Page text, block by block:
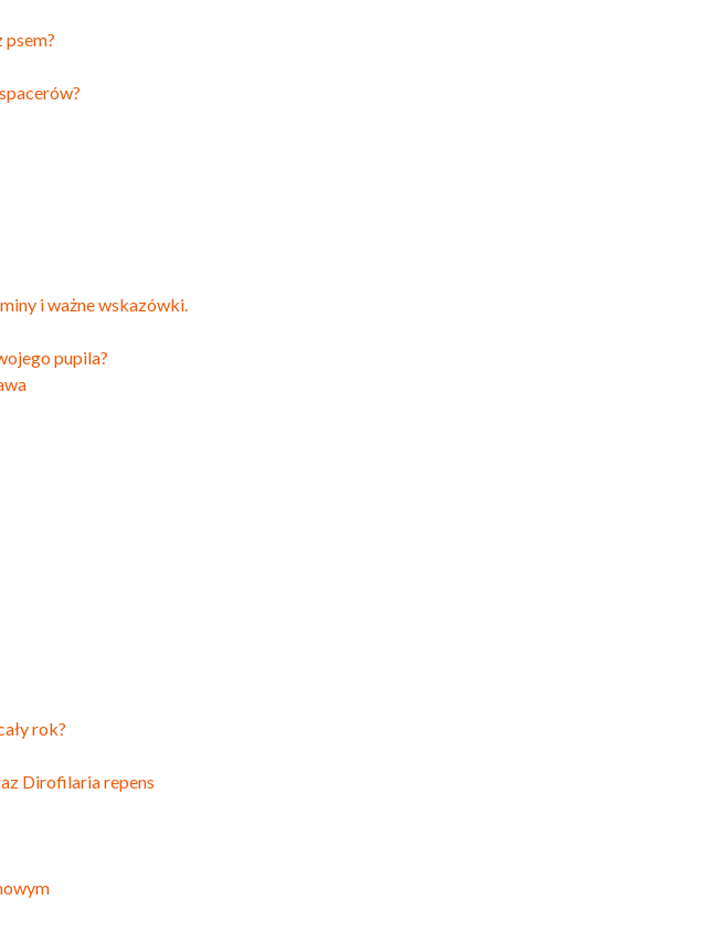
psem?
i ważne wskazówki.
pupila?
rok?
Dirofilaria repens